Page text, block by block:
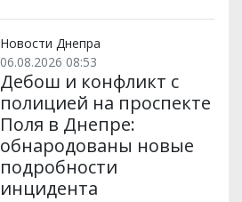
Новости Днепра
06.08.2026 08:53
Дебош и конфликт с
полицией на проспекте
Поля в Днепре:
обнародованы новые
подробности
инцидента